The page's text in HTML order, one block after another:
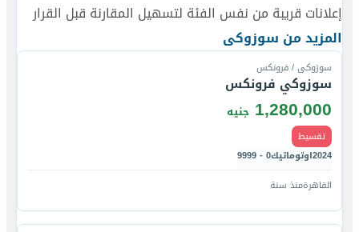
إعلانات قريبة من نفس الفئة لتسهيل المقارنة قبل القرار
المزيد من سوزوكى
سوزوكى / فرونكس
سوزوكي فرونكس
1,280,000 جنيه
تقسيط
2024اوتوماتيك0 - 9999
القاهرةمنذ سنة